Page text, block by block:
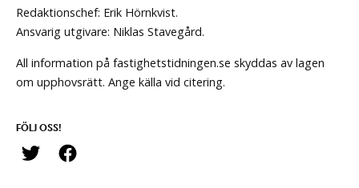
Redaktionschef: Erik Hörnkvist.
Ansvarig utgivare: Niklas Stavegård.
All information på fastighetstidningen.se skyddas av lagen
om upphovsrätt. Ange källa vid citering.
FÖLJ OSS!